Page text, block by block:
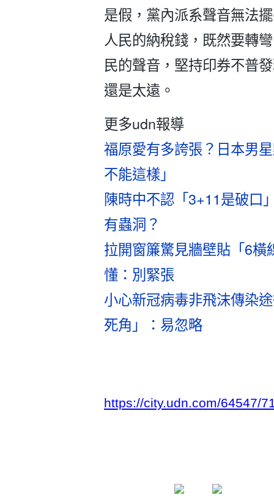
是假，黨內派系聲音無法
人民的納稅錢，既然要轉
民的聲音，堅持印券不普
還是太遠。
更多udn報導
福原愛有多誇張？日本男
不能這樣」
陳時中不認「3+11是破口
有蟲洞？
拉開窗簾驚見牆壁貼「6橫
懂：別緊張
小心新冠病毒非飛沫傳染
死角」：易忽略
https://city.udn.com/64547/